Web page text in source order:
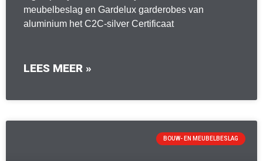
meubelbeslag en Gardelux garderobes van
aluminium het C2C-silver Certificaat
LEES MEER »
BOUW- EN MEUBELBESLAG